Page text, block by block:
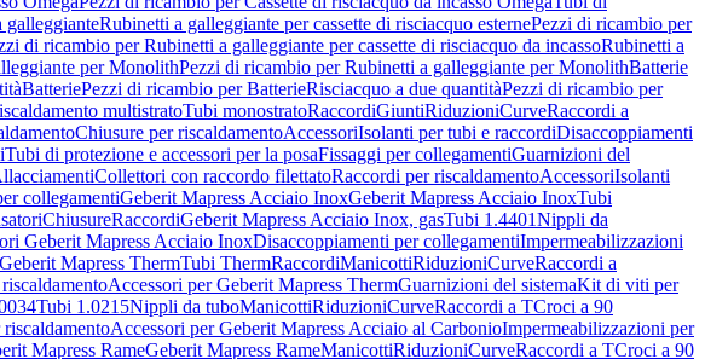
galleggianteRubinetti a galleggiante per cassette di risciacquo esternePezzi di ricambio per
di ricambio per Rubinetti a galleggiante per cassette di risciacquo da incassoRubinetti a
per MonolithPezzi di ricambio per Rubinetti a galleggiante per MonolithBatterie
BatteriePezzi di ricambio per BatterieRisciacquo a due quantitàPezzi di ricambio per
multistratoTubi monostratoRaccordiGiuntiRiduzioniCurveRaccordi a
Chiusure per riscaldamentoAccessoriIsolanti per tubi e raccordiDisaccoppiamenti
Tubi di protezione e accessori per la posaFissaggi per collegamentiGuarnizioni del
Collettori con raccordo filettatoRaccordi per riscaldamentoAccessoriIsolanti
collegamentiGeberit Mapress Acciaio InoxGeberit Mapress Acciaio InoxTubi
ChiusureRaccordiGeberit Mapress Acciaio Inox, gasTubi 1.4401Nippli da
Geberit Mapress Acciaio InoxDisaccoppiamenti per collegamentiImpermeabilizzazioni
Geberit Mapress ThermTubi ThermRaccordiManicottiRiduzioniCurveRaccordi a
Accessori per Geberit Mapress ThermGuarnizioni del sistemaKit di viti per
Tubi 1.0215Nippli da tuboManicottiRiduzioniCurveRaccordi a TCroci a 90
Accessori per Geberit Mapress Acciaio al CarbonioImpermeabilizzazioni per
Mapress RameGeberit Mapress RameManicottiRiduzioniCurveRaccordi a TCroci a 90